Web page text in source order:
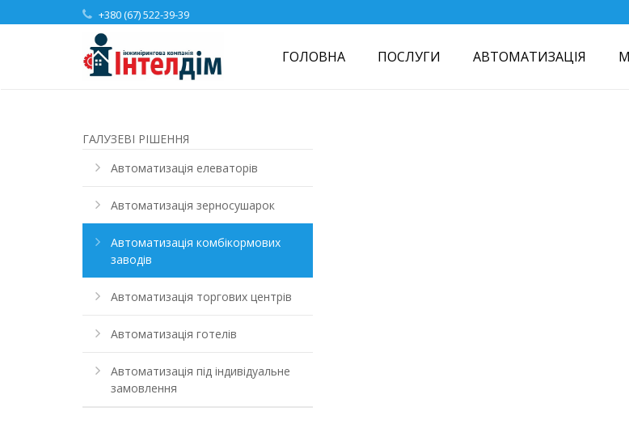
+380 (67) 522-39-39
ГОЛОВНА ПОСЛУГИ АВТОМАТИЗАЦІЯ
ГАЛУЗЕВІ РІШЕННЯ
Автоматизація елеваторів
Автоматизація зерносушарок
Автоматизація комбікормових
заводів
Автоматизація торгових центрів
Автоматизація готелів
Автоматизація під індивідуальне
замовлення